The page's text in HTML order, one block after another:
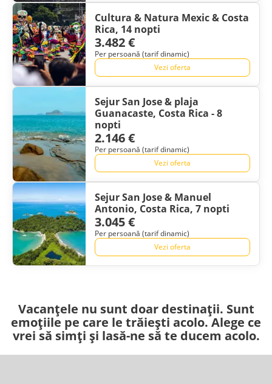
Cultura & Natura Mexic & Costa
Rica, 14 nopti
3.482 €
Per persoană (tarif dinamic)
Vezi oferta
Sejur San Jose & plaja
Guanacaste, Costa Rica - 8
nopti
2.146 €
Per persoană (tarif dinamic)
Vezi oferta
Sejur San Jose & Manuel
Antonio, Costa Rica, 7 nopti
3.045 €
Per persoană (tarif dinamic)
Vezi oferta
Vacanțele nu sunt doar destinații. Sunt
emoțiile pe care le trăiești acolo. Alege ce
vrei să simți și lasă-ne să te ducem acolo.